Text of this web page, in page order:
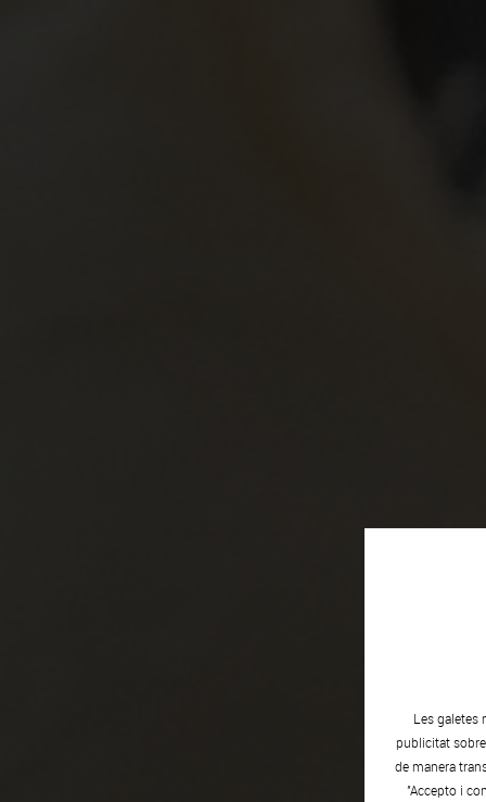
Les galetes
publicitat
de manera
"Accepto i